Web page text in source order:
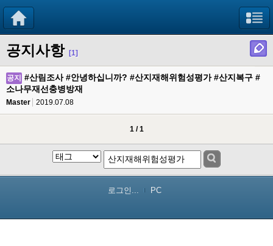
공지사항 [1]
공지
#산림조사 #안녕하십니까? #산지재해위험성평가 #산지복구 #
소나무재선충병방재
Master 2019.07.08
1 / 1
로그인... PC